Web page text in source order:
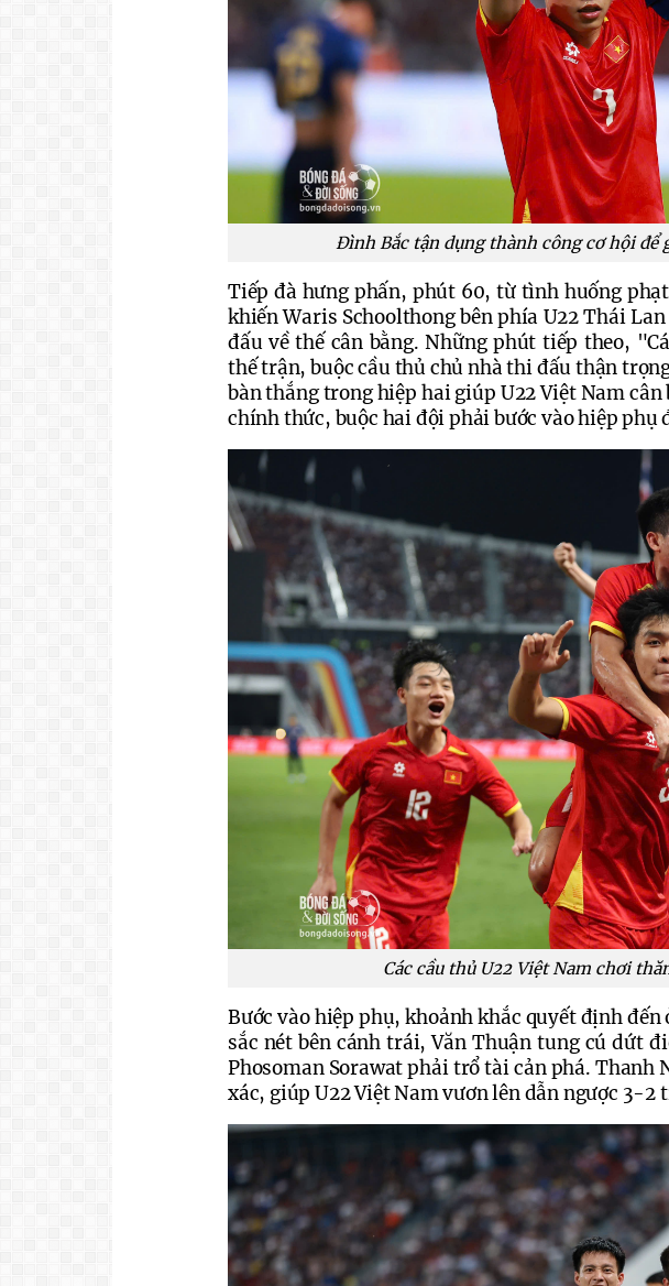
Đình Bắc tận dụng thành công cơ hội để
Tiếp đà hưng phấn, phút 60, từ tình huống
khiến Waris Schoolthong bên phía U22 Thái
đấu về thế cân bằng. Những phút tiếp theo,
thế trận, buộc cầu thủ chủ nhà thi đấu thận
bàn thắng trong hiệp hai giúp U22 Việt Nam
chính thức, buộc hai đội phải bước vào hiệp phụ
Các cầu thủ U22 Việt Nam chơi
Bước vào hiệp phụ, khoảnh khắc quyết định
sắc nét bên cánh trái, Văn Thuận tung cú dứt
Phosoman Sorawat phải trổ tài cản phá. Thanh
xác, giúp U22 Việt Nam vươn lên dẫn ngược 3-2